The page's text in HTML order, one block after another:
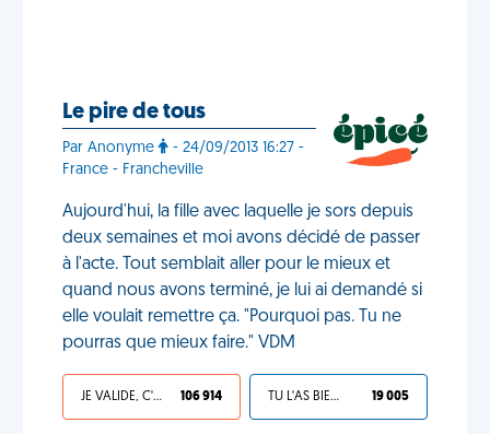
Le pire de tous
Par Anonyme
- 24/09/2013 16:27 -
France - Francheville
Aujourd'hui, la fille avec laquelle je sors depuis
deux semaines et moi avons décidé de passer
à l'acte. Tout semblait aller pour le mieux et
quand nous avons terminé, je lui ai demandé si
elle voulait remettre ça. "Pourquoi pas. Tu ne
pourras que mieux faire." VDM
JE VALIDE, C'EST UNE VDM 106 914 TU L'AS BIEN MÉRITÉ 19 005